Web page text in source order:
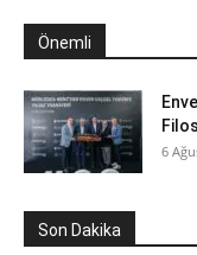
Önemli
6
Son Dakika